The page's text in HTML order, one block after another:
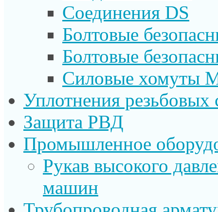
Соединения DS
Болтовые
Болтовые
Силовые хомуты
Уплотнения резьбовых
Защита РВД
Промышленное
Рукав высокого
машин